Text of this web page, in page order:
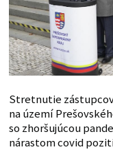
Stretnutie
na území
so zhoršujúcou
nárastom covid